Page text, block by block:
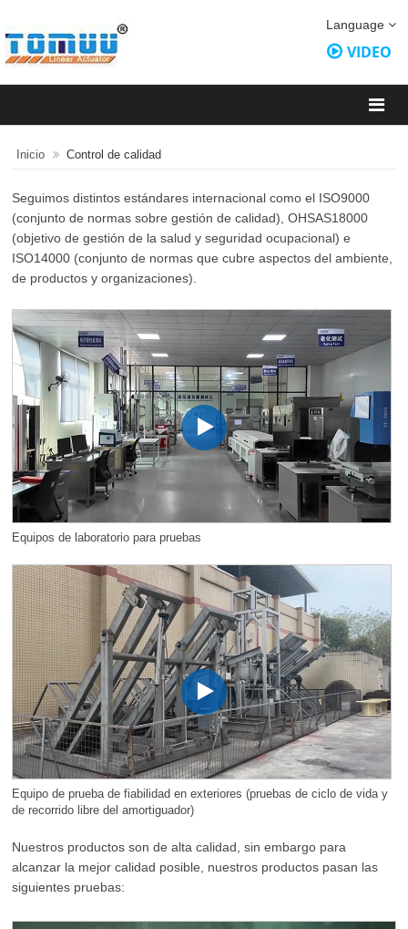
Language
VIDEO
Inicio Control de calidad
Seguimos distintos estándares internacional como el ISO9000
(conjunto de normas sobre gestión de calidad), OHSAS18000
(objetivo de gestión de la salud y seguridad ocupacional) e
ISO14000 (conjunto de normas que cubre aspectos del ambiente,
de productos y organizaciones).
Equipos de laboratorio para pruebas
Equipo de prueba de fiabilidad en exteriores (pruebas de ciclo de vida y
de recorrido libre del amortiguador)
Nuestros productos son de alta calidad, sin embargo para
alcanzar la mejor calidad posible, nuestros productos pasan las
siguientes pruebas: